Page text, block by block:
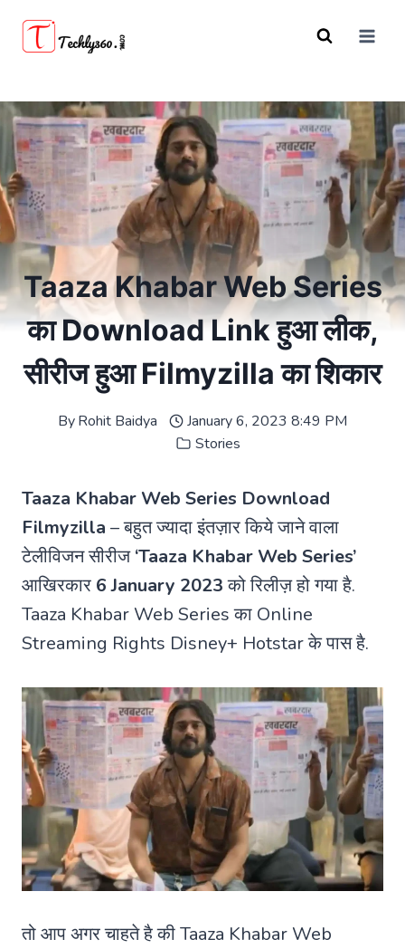
Taaza Khabar Web Series
का Download Link हुआ लीक,
सीरीज हुआ Filmyzilla का शिकार
ByRohit Baidya
January 6, 2023 8:49 PM
Stories
Taaza Khabar Web Series Download
Filmyzilla – बहुत ज्यादा इंतज़ार किये जाने वाला
टेलीविजन सीरीज‘Taaza Khabar Web Series’
आखिरकार 6 January 2023को रिलीज़ हो गया है.
Taaza Khabar Web Series का Online
Streaming Rights Disney+ Hotstar के पास है.
तो आप अगर चाहते है की Taaza Khabar Web